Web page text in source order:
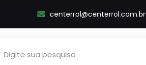
centerrol@centerrol.com.br